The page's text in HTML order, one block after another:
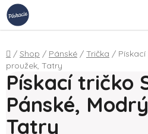
Přejít na obsah
Domů
/ Shop / Pánské / Trička /
proužek, Tatry
Pískací tričko
Pánské,
Tatry